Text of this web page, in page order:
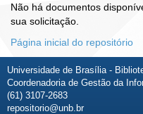
Não há documentos
sua solicitação.
Página inicial do repositório
Universidade de Brasília -
Coordenadoria de Gestão da
(61) 3107-2683
repositorio@unb.br